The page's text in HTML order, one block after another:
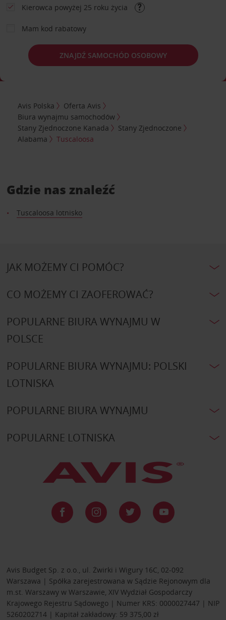
Kierowca powyżej 25 roku życia
Mam kod rabatowy
ZNAJDŹ SAMOCHÓD OSOBOWY
Avis Polska
Oferta Avis
Biura wynajmu samochodów
Stany Zjednoczone Kanada
Stany Zjednoczone
Alabama
Tuscaloosa
Gdzie nas znaleźć
Tuscaloosa lotnisko
JAK MOŻEMY CI POMÓC?
CO MOŻEMY CI ZAOFEROWAĆ?
POPULARNE BIURA WYNAJMU W
POLSCE
POPULARNE BIURA WYNAJMU: POLSKI
LOTNISKA
POPULARNE BIURA WYNAJMU
POPULARNE LOTNISKA
Avis Budget Sp. z o.o., ul. Żwirki i Wigury 16C, 02-092
Warszawa | Spółka zarejestrowana w Sądzie Rejonowym dla
m.st. Warszawy w Warszawie, XIV Wydział Gospodarczy
Krajowego Rejestru Sądowego | Numer KRS: 0000027447 | NIP
5260202714 | Kapitał zakładowy: 59 375,00 zł